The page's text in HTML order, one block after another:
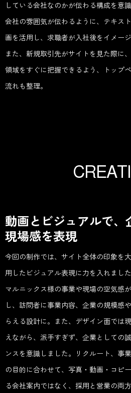
している会社なのかが伝わる構成を意
会社の雰囲気が伝わるように、テキス
画を活用し、求職者が入社後をイメー
また、新規取引先がサイトを見た際に
領域をすぐに把握できるよう、トップ
流れも整理。
CREATI
動画とビジュアルで、
現場感を表現
今回の制作では、サイト全体の印象を
用したビジュアル表現に力を入れまし
マルニックス様の事業や現場の空気感
し、訪問者に事業内容、企業の規模感
らえる設計に。また、デザイン面では
えながら、派手すぎず、企業としての
ンスを意識しました。リクルート、事
の目的に合わせて、写真・動画・コピ
る会社案内ではなく、採用と営業の両